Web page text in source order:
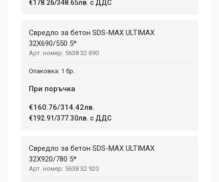
€178.26/348.65лв. с ДДС
Свредло за бетон SDS-MAX ULTIMAX
32X690/550 5*
5638 32 690
1 бр.
При поръчка
€160.76/314.42лв.
€192.91/377.30лв. с ДДС
Свредло за бетон SDS-MAX ULTIMAX
32X920/780 5*
5638 32 920